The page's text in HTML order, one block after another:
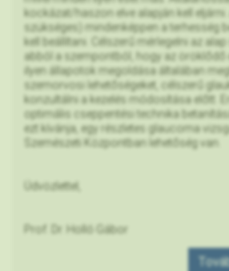
kockázat/haszon elve alapján kell eljárni.
szükséges) mindenképpen a terhesség
kell beállítani. Célszerű mérlegelni az
abból a szempontból, hogy az öröklődő
ilyen állapotok megoldása általában
szemorvosi lehetőségeket, célszerű
konzultálni a kezelés módosítása előtt.
optimális cseppentési technika
ezt kívánja, egy részletes glaucoma
Szemészeti Központban lehetőség van.
Üdvözlettel,
Prof. Dr. Holló Gábor